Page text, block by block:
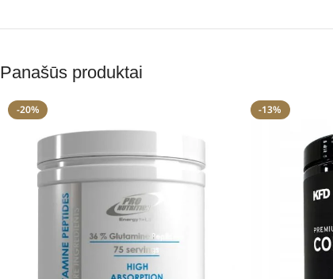
Panašūs produktai
-20% -13%